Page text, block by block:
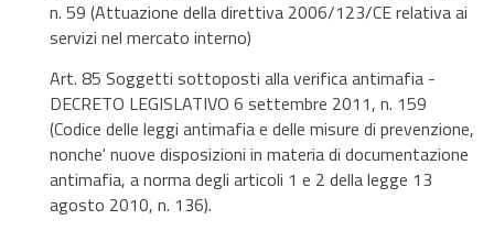
n. 59 (Attuazione della direttiva 2006/123/CE relativa ai
servizi nel mercato interno)
Art. 85 Soggetti sottoposti alla verifica antimafia -
DECRETO LEGISLATIVO 6 settembre 2011, n. 159
(Codice delle leggi antimafia e delle misure di prevenzione,
nonche' nuove disposizioni in materia di documentazione
antimafia, a norma degli articoli 1 e 2 della legge 13
agosto 2010, n. 136).